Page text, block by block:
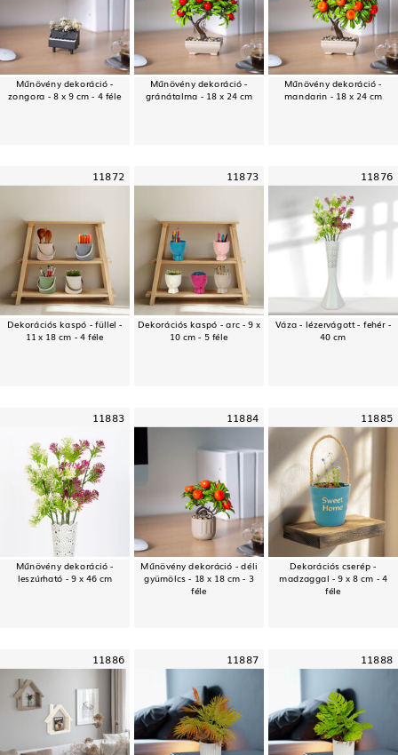
Műnövény dekoráció -
zongora - 8 x 9 cm - 4 féle
Műnövény dekoráció -
gránátalma - 18 x 24 cm
Műnövény dekoráció -
mandarin - 18 x 24 cm
11872
Dekorációs kaspó - füllel -
11 x 18 cm - 4 féle
11873
Dekorációs kaspó - arc - 9 x
10 cm - 5 féle
11876
Váza - lézervágott - fehér -
40 cm
11883
Műnövény dekoráció -
leszúrható - 9 x 46 cm
11884
Műnövény dekoráció - déli
gyümölcs - 18 x 18 cm - 3
féle
11885
Dekorációs cserép -
madzaggal - 9 x 8 cm - 4
féle
11886 11887 11888